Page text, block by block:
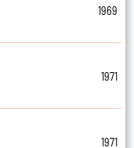
1969
1971
1971